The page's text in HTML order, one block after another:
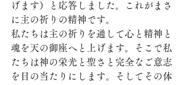
げます）と応答しました。これがまさ
に主の祈りの精神です。
私たちは主の祈りを通して心と精神と
魂を天の御座へと上げます。そこで私
たちは神の栄光と聖さと完全なご意志
を目の当たりにします。そしてその体